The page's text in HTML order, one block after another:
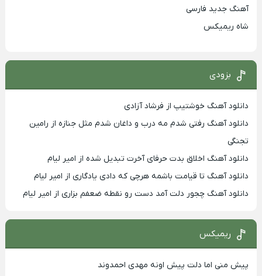
آهنگ جدید فارسی
شاه ریمیکس
بزودی
دانلود آهنگ خوشتیپ از فرشاد آزادی
دانلود آهنگ رفتی شدم مه درب و داغان شدم مثل جنازه از رامین
تجنگی
دانلود آهنگ اخلاق بدت حرفای آخرت تبدیل شده از امیر لیام
دانلود آهنگ تا قیامت باشمه هرچی که دادی یادگاری از امیر لیام
دانلود آهنگ چجور دلت آمد دست رو نقطه ضعفم بزاری از امیر لیام
ریمیکس
پیش منی اما دلت پیش اونه مهدی احمدوند